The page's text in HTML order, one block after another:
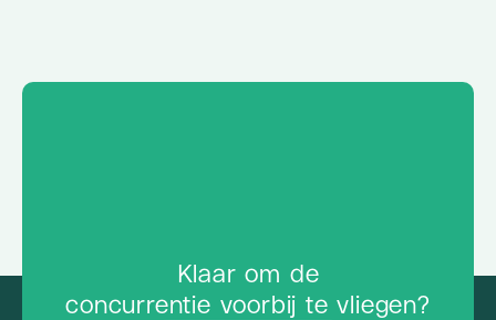
Klaar om de
concurrentie voorbij te vliegen?